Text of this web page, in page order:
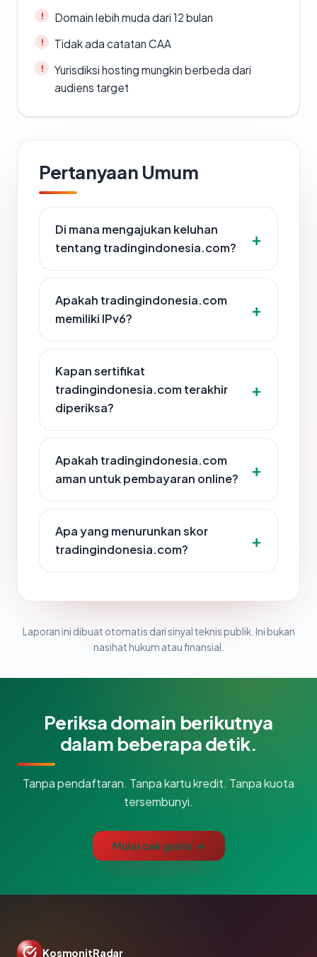
Domain lebih muda dari 12 bulan
Tidak ada catatan CAA
Yurisdiksi hosting mungkin berbeda dari
audiens target
Pertanyaan Umum
Di mana mengajukan keluhan
tentang tradingindonesia.com?
Apakah tradingindonesia.com
memiliki IPv6?
Kapan sertifikat
tradingindonesia.com terakhir
diperiksa?
Apakah tradingindonesia.com
aman untuk pembayaran online?
Apa yang menurunkan skor
tradingindonesia.com?
Laporan ini dibuat otomatis dari sinyal teknis publik. Ini bukan
nasihat hukum atau finansial.
Periksa domain berikutnya
dalam beberapa detik.
Tanpa pendaftaran. Tanpa kartu kredit. Tanpa kuota
tersembunyi.
Mulai cek gratis →
KosmonitRadar